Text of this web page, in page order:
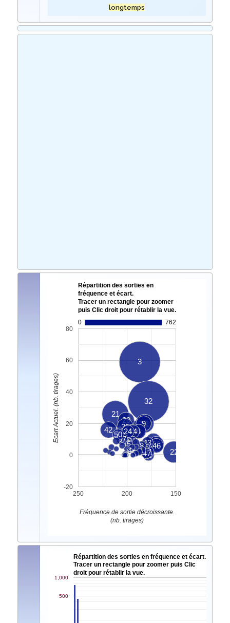
longtemps
Répartition des sorties en
fréquence et écart.
Tracer un rectangle pour zoomer
puis Clic droit pour rétablir la vue.
0
762
3
32
21
22
31
39
20
35
42
9
18
33
6
7
15
46
34
24
2
37
40
41
43
50
36
47
8
12
1
5
4
250 200 150
-20
0
20
40
60
80
Fréquence de sortie décroissante.
(nb. tirages)
Ecart Actuel. (nb. tirages)
Répartition des sorties en fréquence et écart.
Tracer un rectangle pour zoomer puis Clic
droit pour rétablir la vue.
500
1,000